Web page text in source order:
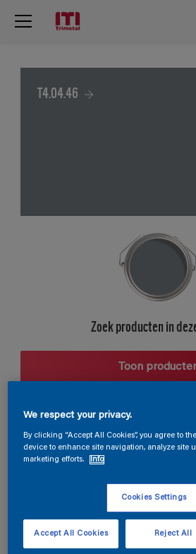
T4.04.46
Zoek producten in
Toon
Harmonieuze
De Perfecte Witte
We respect your privacy.
By clicking “Accept All Cookies”, you agree to
device to enhance site navigation, analyze site
marketing efforts.
Info
Cookies Settings
Reject All
Accept All Cookies